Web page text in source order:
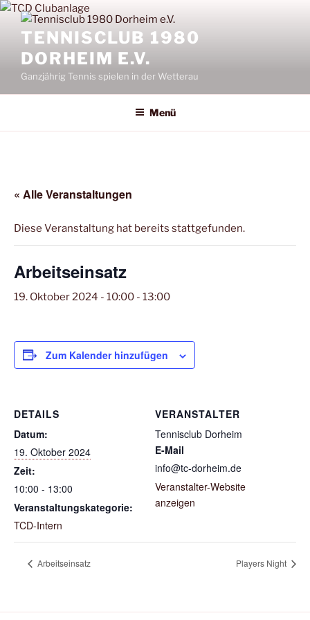
Zum
Inhalt
springenTENNISCLUB 1980
DORHEIM E.V.
Ganzjährig Tennis spielen in der Wetterau
Menü
« Alle Veranstaltungen
Diese Veranstaltung hat bereits stattgefunden.
Arbeitseinsatz
19. Oktober 2024 - 10:00 - 13:00
Zum Kalender hinzufügen
DETAILS
Datum:
19. Oktober 2024
Zeit:
10:00 - 13:00
Veranstaltungskategorie:
TCD-Intern
VERANSTALTER
Tennisclub Dorheim
E-Mail
info@tc-dorheim.de
Veranstalter-Website
anzeigen
Arbeitseinsatz Players Night